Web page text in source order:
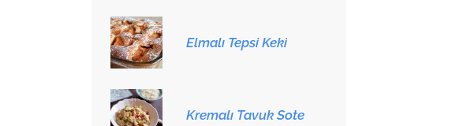
Elmalı Tepsi Keki
Kremalı Tavuk Sote